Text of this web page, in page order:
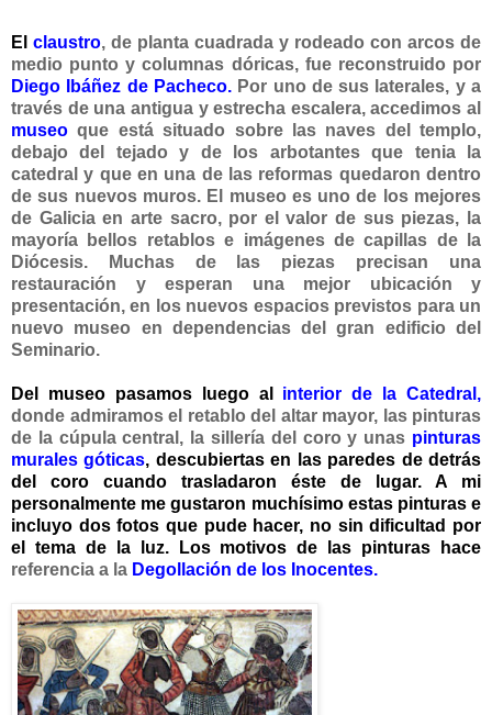
El claustro, de planta cuadrada y rodeado con arcos de
medio punto y columnas dóricas, fue reconstruido por
Diego Ibáñez de Pacheco. Por uno de sus laterales, y a
través de una antigua y estrecha escalera, accedimos al
museo que está situado sobre las naves del templo,
debajo del tejado y de los arbotantes que tenia la
catedral y que en una de las reformas quedaron dentro
de sus nuevos muros. El museo es uno de los mejores
de Galicia en arte sacro, por el valor de sus piezas, la
mayoría bellos retablos e imágenes de capillas de la
Diócesis. Muchas de las piezas precisan una
restauración y esperan una mejor ubicación y
presentación, en los nuevos espacios previstos para un
nuevo museo en dependencias del gran edificio del
Seminario.
Del museo pasamos luego al interior de la Catedral ,
donde admiramos el retablo del altar mayor, las pinturas
de la cúpula central, la sillería del coro y unas pinturas
muralesgóticas, descubiertas en las paredes de detrás
del coro cuando trasladaron éste de lugar. A mi
personalmente me gustaron muchísimo estas pinturas e
incluyo dos fotos que pude hacer, no sin dificultad por
el tema de la luz. Los motivos de las pinturas hace
referencia a la Degollación de los Inocentes.